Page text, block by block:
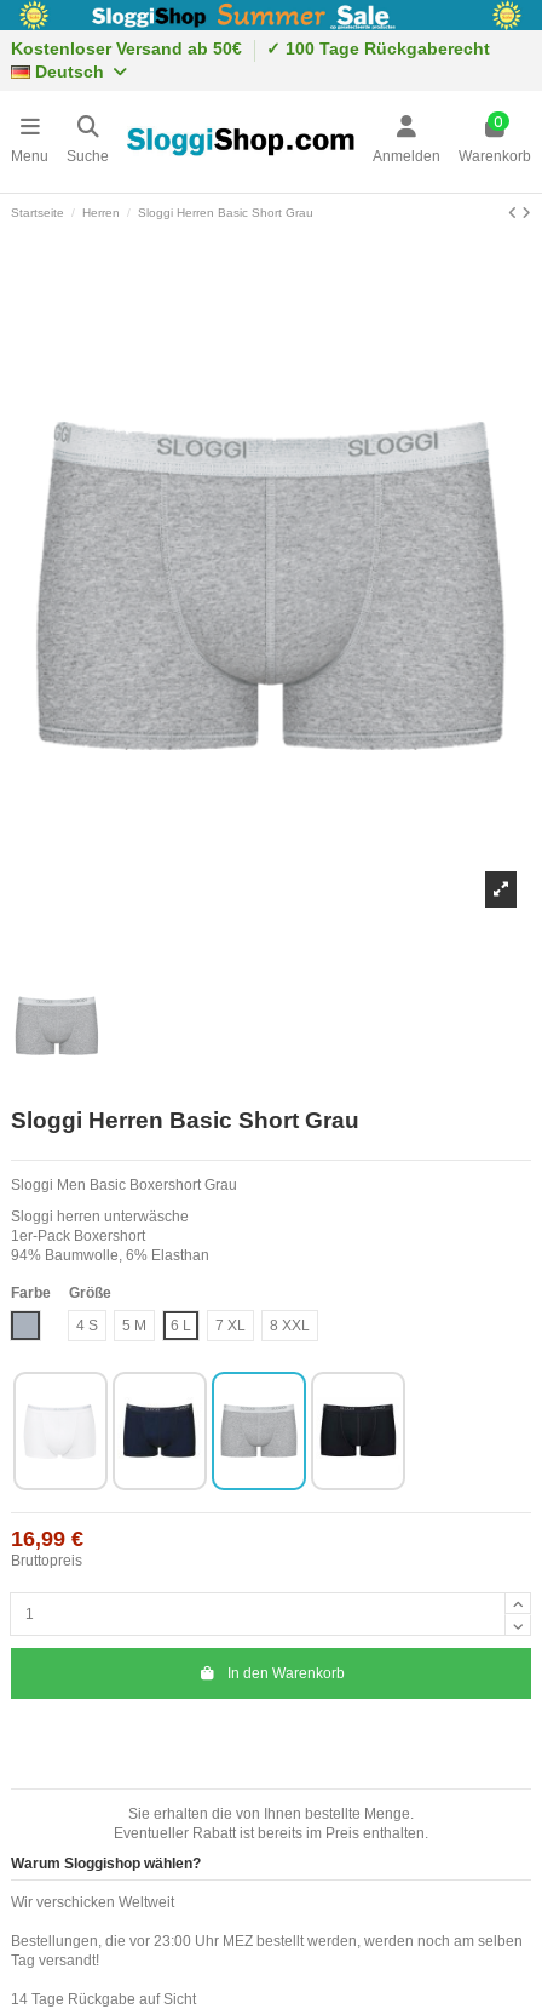
Kostenloser Versand ab 50€
✓ 100 Tage Rückgaberecht
Deutsch
Menu Suche Anmelden
0
Warenkorb
Startseite Herren Sloggi Herren Basic Short Grau
Sloggi Herren Basic Short Grau
Sloggi Men Basic Boxershort Grau
Sloggi herren unterwäsche
1er-Pack Boxershort
94% Baumwolle, 6% Elasthan
Farbe
Größe
4 S
5 M 6 L 7 XL 8 XXL
16,99 €
Bruttopreis
In den Warenkorb
Sie erhalten die von Ihnen bestellte Menge.
Eventueller Rabatt ist bereits im Preis enthalten.
Warum Sloggishop wählen?
Wir verschicken Weltweit
Bestellungen, die vor 23:00 Uhr MEZ bestellt werden, werden noch am selben
Tag versandt!
14 Tage Rückgabe auf Sicht